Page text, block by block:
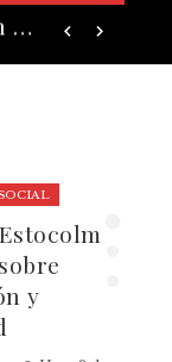
El legado de Estocolmo en acuerdos sobre contaminación y biodiversidad
y